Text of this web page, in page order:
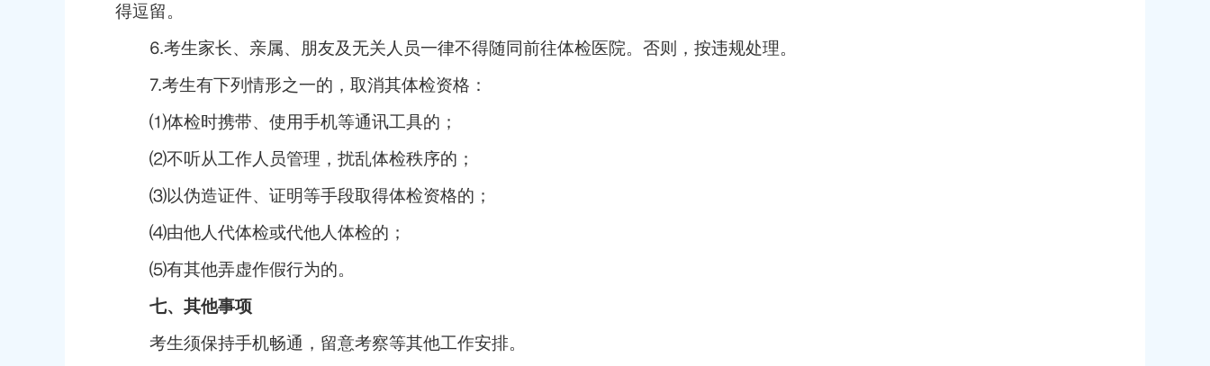
得逗留。
6.考生家长、亲属、朋友及无关人员一律不得随同前往体检医院。 否则，按违规处理。
7.考生有下列情形之一的，取消其体检资格：
⑴体检时携带、使用手机等通讯工具的；
⑵不听从工作人员管理，扰乱体检秩序的；
⑶以伪造证件、证明等手段取得体检资格的；
⑷由他人代体检或代他人体检的；
⑸有其他弄虚作假行为的。
七、其他事项
考生须保持手机畅通，留意考察等其他工作安排。